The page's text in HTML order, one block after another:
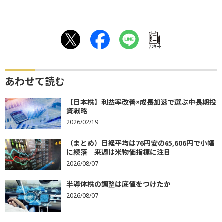
ｱﾝｹｰﾄ
あわせて読む
【日本株】利益率改善×成長加速で選ぶ中長期投
資戦略
2026/02/19
（まとめ）日経平均は76円安の65,606円で小幅
に続落 来週は米物価指標に注目
2026/08/07
半導体株の調整は底値をつけたか
2026/08/07